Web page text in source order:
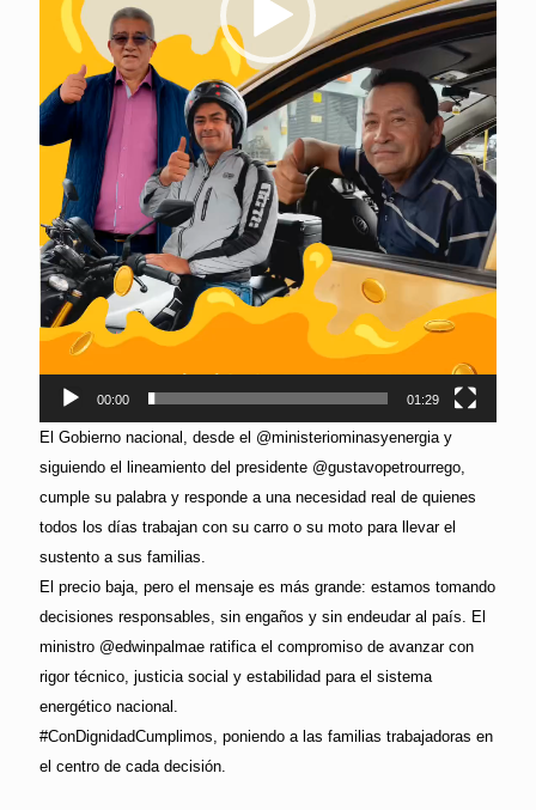
00:00 01:29
El Gobierno nacional, desde el @ministeriominasyenergia y
siguiendo el lineamiento del presidente @gustavopetrourrego,
cumple su palabra y responde a una necesidad real de quienes
todos los días trabajan con su carro o su moto para llevar el
sustento a sus familias.
El precio baja, pero el mensaje es más grande: estamos tomando
decisiones responsables, sin engaños y sin endeudar al país. El
ministro @edwinpalmae ratifica el compromiso de avanzar con
rigor técnico, justicia social y estabilidad para el sistema
energético nacional.
#ConDignidadCumplimos, poniendo a las familias trabajadoras en
el centro de cada decisión.